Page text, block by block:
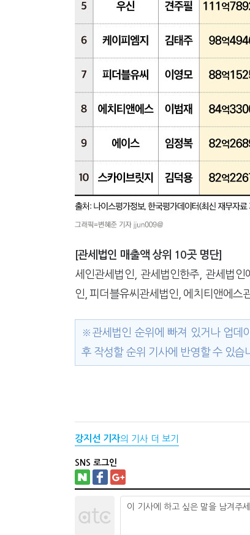
[관세법인 매출액 상위 10곳 명단]
세인관세법인, 관세법인한주, 관세법
인, 피더블유씨관세법인, 에치티앤에스
※관세법인 순위에 빠져 있거나 업데
후 작성할 순위 기사에 반영할 수 있습
강지선 기자의 기사 더 보기
SNS 로그인